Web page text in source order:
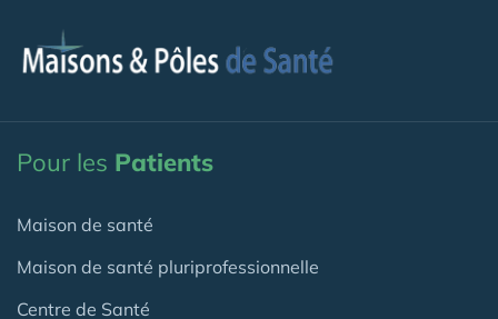
Pour les Patients
Maison de santé
Maison de santé pluriprofessionnelle
Centre de Santé